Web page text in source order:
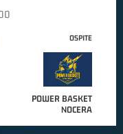
OSPITE
POWER BASKET
NOCERA